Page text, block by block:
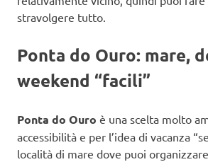
stravolgere tutto.
Ponta do Ouro: mare,
weekend “facili”
Ponta do Ouro è una scelta molto
accessibilità e per l’idea di vacanza
località di mare dove puoi